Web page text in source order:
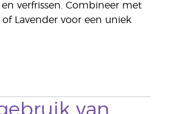
verfrissen. Combineer met
Lavender voor een uniek
van